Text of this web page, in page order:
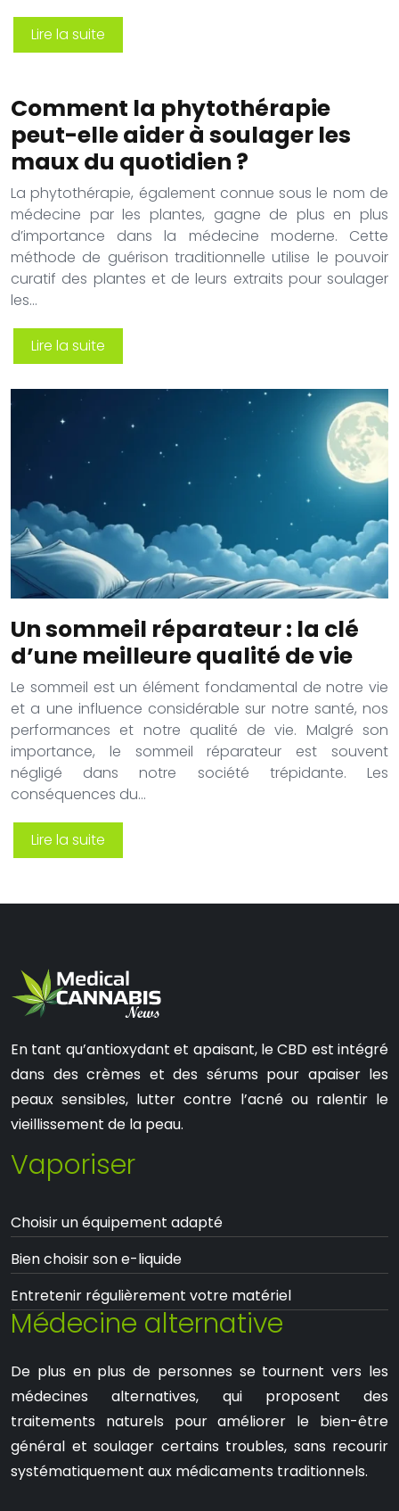
Lire la suite
Comment la phytothérapie
peut-elle aider à soulager les
maux du quotidien ?
La phytothérapie, également connue sous le nom de
médecine par les plantes, gagne de plus en plus
d’importance dans la médecine moderne. Cette
méthode de guérison traditionnelle utilise le pouvoir
curatif des plantes et de leurs extraits pour soulager
les…
Lire la suite
Un sommeil réparateur : la clé
d’une meilleure qualité de vie
Le sommeil est un élément fondamental de notre vie
et a une influence considérable sur notre santé, nos
performances et notre qualité de vie. Malgré son
importance, le sommeil réparateur est souvent
négligé dans notre société trépidante. Les
conséquences du…
Lire la suite
En tant qu’antioxydant et apaisant, le CBD est intégré
dans des crèmes et des sérums pour apaiser les
peaux sensibles, lutter contre l’acné ou ralentir le
vieillissement de la peau.
Vaporiser
Choisir un équipement adapté
Bien choisir son e-liquide
Entretenir régulièrement votre matériel
Médecine alternative
De plus en plus de personnes se tournent vers les
médecines alternatives, qui proposent des
traitements naturels pour améliorer le bien-être
général et soulager certains troubles, sans recourir
systématiquement aux médicaments traditionnels.